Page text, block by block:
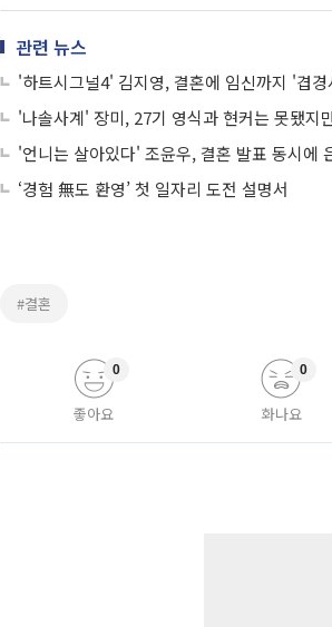
관련 뉴스
'하트시그널4' 김지영, 결혼에 임신까지 '겹
'나솔사계' 장미, 27기 영식과 현커는 못됐
'언니는 살아있다' 조윤우, 결혼 발표 동시에
‘경험 無도 환영’ 첫 일자리 도전 설명서
#결혼
좋아요
0
화나요
0